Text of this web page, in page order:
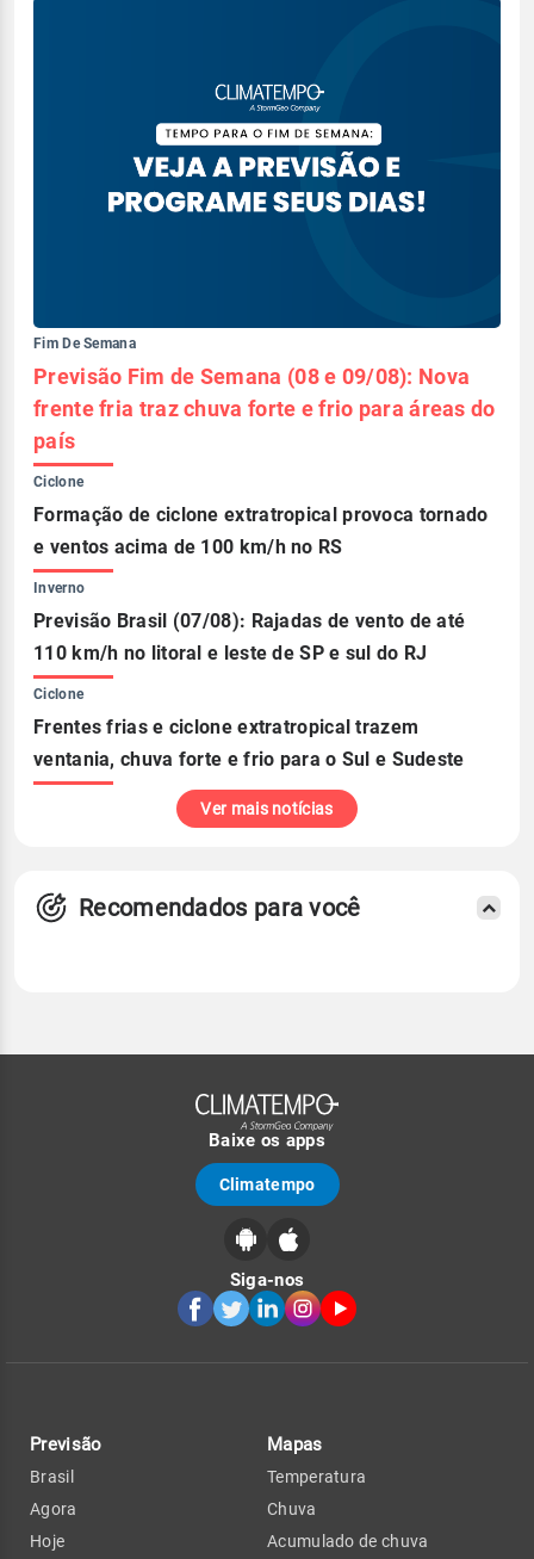
Fim De Semana
Previsão Fim de Semana (08 e 09/08): Nova
frente fria traz chuva forte e frio para áreas do
país
Ciclone
Formação de ciclone extratropical provoca tornado
e ventos acima de 100 km/h no RS
Inverno
Previsão Brasil (07/08): Rajadas de vento de até
110 km/h no litoral e leste de SP e sul do RJ
Ciclone
Frentes frias e ciclone extratropical trazem
ventania, chuva forte e frio para o Sul e Sudeste
Ver mais notícias
Recomendados para você
Baixe os apps
Climatempo
Siga-nos
Previsão
Brasil
Agora
Hoje
Mapas
Temperatura
Chuva
Acumulado de chuva